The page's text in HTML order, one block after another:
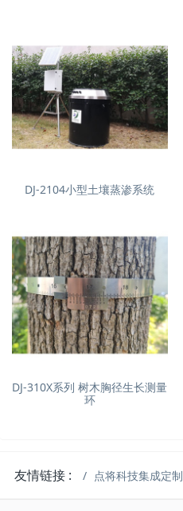
DJ-2104小型土壤蒸渗系统
DJ-310X系列 树木胸径生长测量
环
友情链接 : 点将科技集成定制